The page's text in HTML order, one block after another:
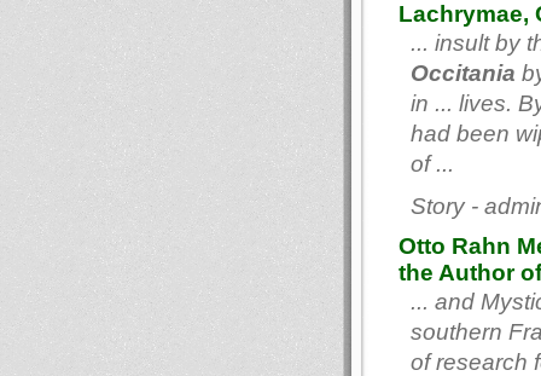
Lachrymae,
... insult by
Occitania
in ... lives.
had been
of ...
Story -
Otto Rahn
the Author
... and
southern
of research